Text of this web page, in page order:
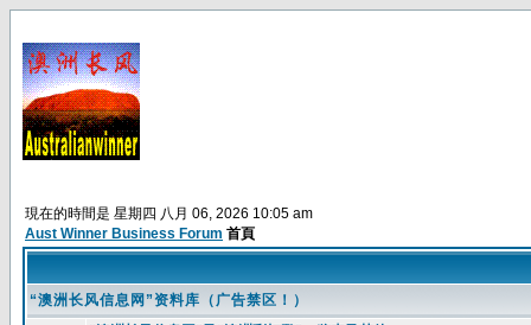
現在的時間是 星期四 八月 06, 2026 10:05 am
Aust Winner Business Forum 首頁
“澳洲长风信息网”资料库（广告禁区！）